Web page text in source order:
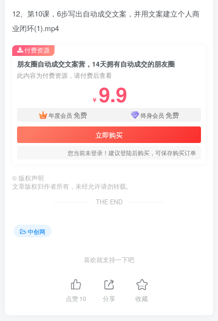
12、第10课，6步写出自动成交文案，并用文案建立个人商
业闭环(1).mp4
朋友圈自动成交文案营，14天拥有自动成交的朋友圈
此内容为付费资源，请付费后查看
￥ 9.9
年度会员 免费 终身会员 免费
立即购买
您当前未登录！建议登陆后购买，可保存购买订单
付费资源
© 版权声明
文章版权归作者所有，未经允许请勿转载。
THE END
中创网
喜欢就支持一下吧
点赞10 分享 收藏